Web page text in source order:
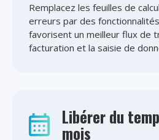
Remplacez les feuilles de
erreurs par des
favorisent un meilleur flux de
facturation et la saisie de
Libérer du
mois